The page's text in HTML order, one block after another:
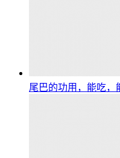
尾巴的功用，能吃，